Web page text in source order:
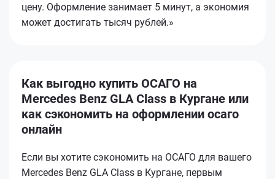
цену. Оформление занимает 5 минут, а экономия
может достигать тысяч рублей.»
Как выгодно купить ОСАГО на
Mercedes Benz GLA Class в Кургане или
как сэкономить на оформлении осаго
онлайн
Если вы хотите сэкономить на ОСАГО для вашего
Mercedes Benz GLA Class в Кургане, первым